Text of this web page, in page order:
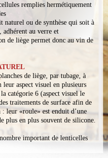
remplies hermétiquement
naturel ou de synthèse qui soit à
adhérent au verre et
de liège permet donc au vin de
de liège, par tubage, à
leur aspect visuel en plusieurs
catégorie 6 (aspect visuel le
traitements de surface afin de
leur «roule» est enduit d’une
plus en plus souvent de silicone.
important de lenticelles